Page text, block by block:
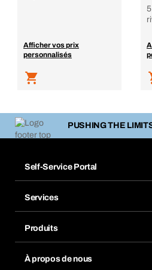
Afficher vos prix
personnalisés
PUSHING THE
Self-Service Portal
Favoris
Commande automatique
Retour & Réclamation
Services
Gestion des risques chimiques
Produits
À propos de nous